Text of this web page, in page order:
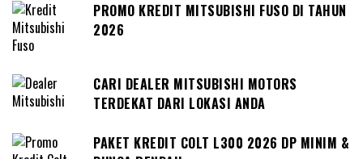
PROMO KREDIT MITSUBISHI FUSO DI TAHUN
2026
CARI DEALER MITSUBISHI MOTORS
TERDEKAT DARI LOKASI ANDA
PAKET KREDIT COLT L300 2026 DP MINIM &